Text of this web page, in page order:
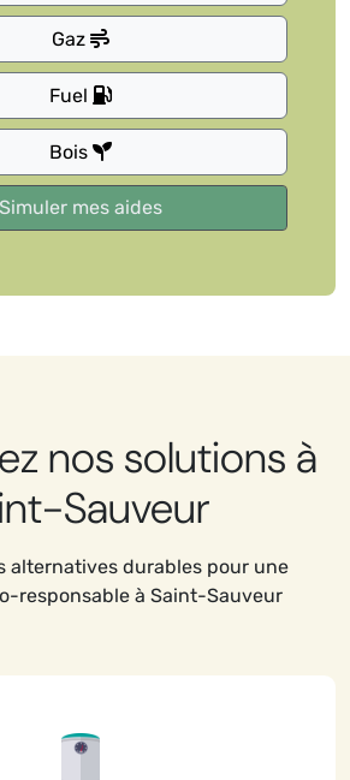
Gaz
Fuel
Bois
nos solutions à
Sauveur
alternatives durables pour une
responsable à Saint-Sauveur